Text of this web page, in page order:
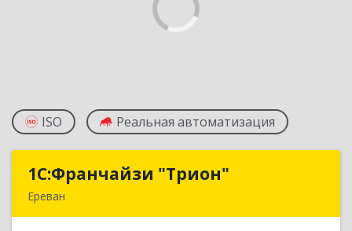
ISO Реальная автоматизация
1С:Франчайзи "Трион"
Ереван
1С:Франчайзи "Трион"